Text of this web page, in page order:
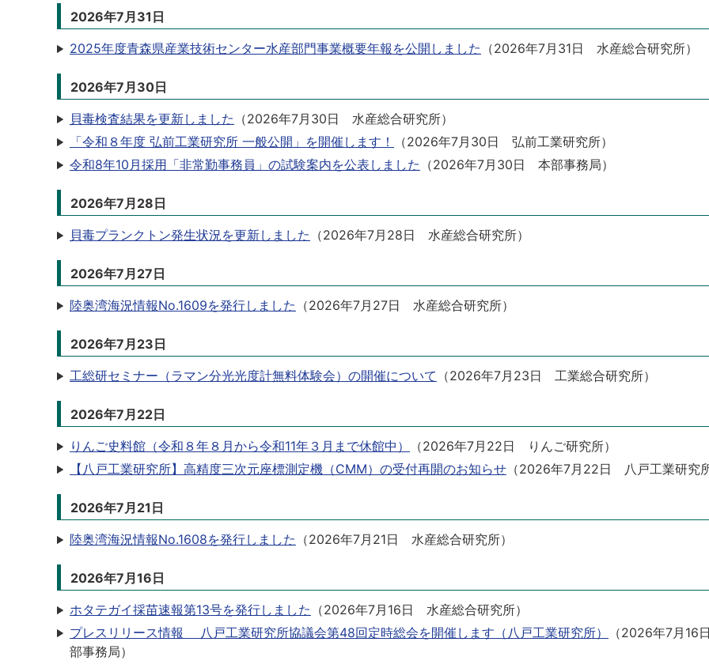
2026年7月31日
2025年度青森県産業技術センター水産部門事業概要年報を公開しました （2026年7月31日 水産総合研究所）
2026年7月30日
貝毒検査結果を更新しました （2026年7月30日 水産総合研究所）
「令和８年度 弘前工業研究所 一般公開」を開催します！
（2026年7月30日 弘前工業研究所）
令和8年10月採用「非常勤事務員」の試験案内を公表しました （2026年7月30日 本部事務局）
2026年7月28日
貝毒プランクトン発生状況を更新しました （2026年7月28日 水産総合研究所）
2026年7月27日
陸奥湾海況情報No.1609を発行しました （2026年7月27日 水産総合研究所）
2026年7月23日
工総研セミナー（ラマン分光光度計無料体験会）の開催について （2026年7月23日 工業総合研究所）
2026年7月22日
りんご史料館（令和８年８月から令和11年３月まで休館中）
（2026年7月22日 りんご研究所）
【八戸工業研究所】高精度三次元座標測定機（CMM）の受付再開のお知らせ （2026年7月22日 八戸工業研究
2026年7月21日
陸奥湾海況情報No.1608を発行しました （2026年7月21日 水産総合研究所）
2026年7月16日
ホタテガイ採苗速報第13号を発行しました （2026年7月16日 水産総合研究所）
プレスリリース情報 八戸工業研究所協議会第48回定時総会を開催します（八戸工業研究所）
（2026年7月16
部事務局）